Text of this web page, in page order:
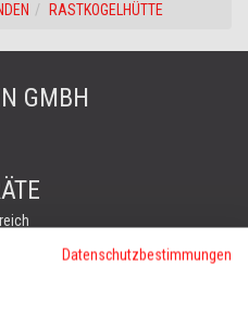
RASTKOGELHÜTTE
GMBH
Datenschutzbestimmungen